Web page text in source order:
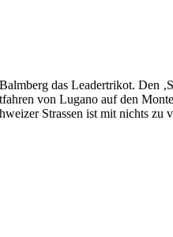
das Leadertrikot. Den
von Lugano auf den
Strassen ist mit nichts zu